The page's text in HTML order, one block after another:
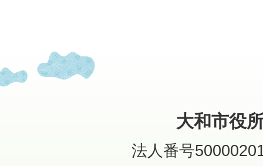
大和市役
法人番号